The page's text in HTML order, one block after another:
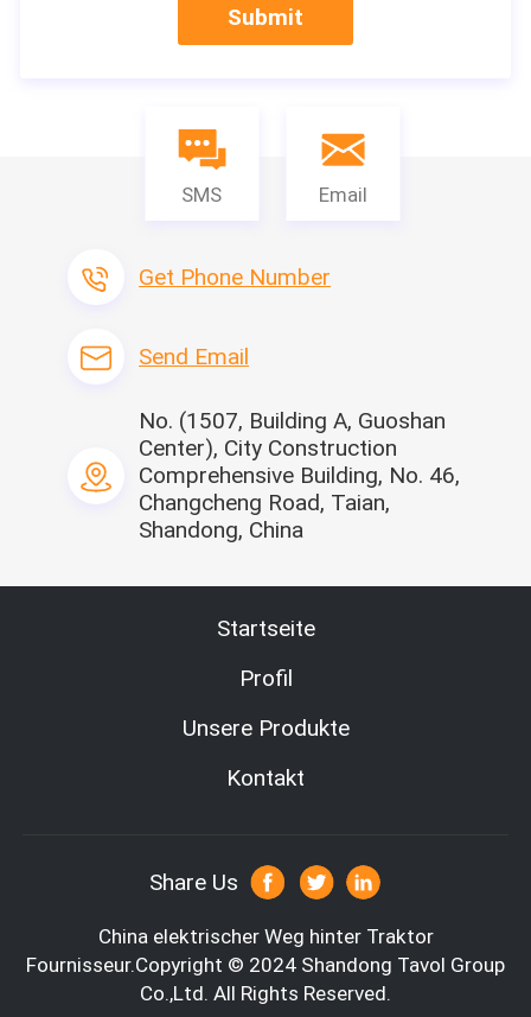
Mit Yamma-Maschine
Unternehmensinformationen
Gruppe Co., Ltd. Shandongs Tavol ist High-Teche Gruppen
Submit
SMS Email
Get Phone Number
Send Email
No. (1507, Building A, Guoshan
Center), City Construction
Comprehensive Building, No. 46,
Changcheng Road, Taian,
Shandong, China
Startseite
Profil
Unsere Produkte
Kontakt
Share Us
China elektrischer Weg hinter Traktor
Fournisseur.Copyright © 2024 Shandong Tavol Group
Co.,Ltd. All Rights Reserved.